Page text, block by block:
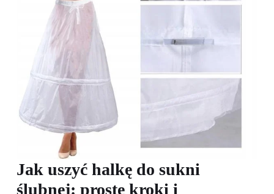
Jak uszyć halkę do sukni
ślubnej: proste kroki i